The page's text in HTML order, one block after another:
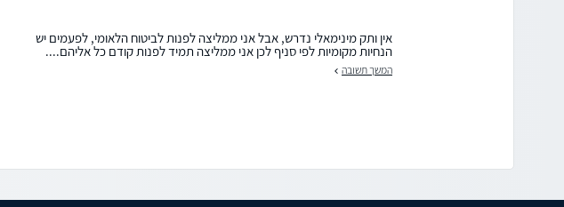
אין ותק מינימאלי נדרש, אבל אני ממליצה לפנות לביטוח הלאומי, לפעמים יש
הנחיות מקומיות לפי סניף לכן אני ממליצה תמיד לפנות קודם כל אליהם....
המשך תשובה